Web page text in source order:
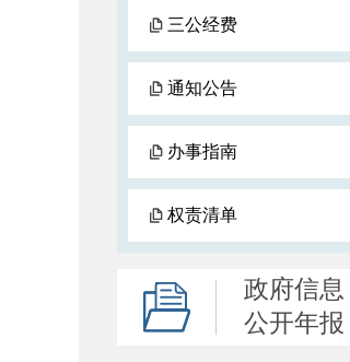
三公经费
通知公告
办事指南
权责清单
政府信息
公开年报